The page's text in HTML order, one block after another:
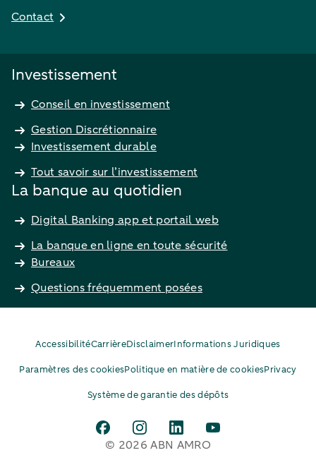
Contact
Investissement
Conseil en investissement
Gestion Discrétionnaire
Investissement durable
Tout savoir sur l’investissement
La banque au quotidien
Digital Banking app et portail web
La banque en ligne en toute sécurité
Bureaux
Questions fréquemment posées
AccessibilitéCarrièreDisclaimerInformations Juridiques
Paramètres des cookiesPolitique en matière de cookiesPrivacy
Système de garantie des dépôts
© 2026 ABN AMRO